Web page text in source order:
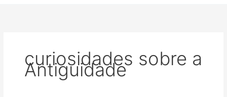
curiosidades sobre a
Antiguidade